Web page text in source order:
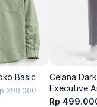
Basic
399.000
Celana
Executive
Rp